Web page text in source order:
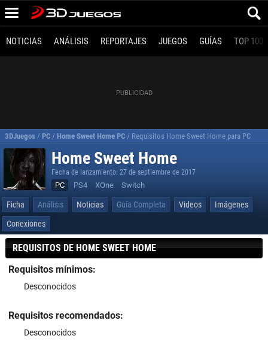
NOTICIAS ANÁLISIS REPORTAJES JUEGOS GUÍAS TOP 100
3DJuegos / PC / Home Sweet Home PC / Requisitos Home Sweet Home para PC
Home Sweet Home
Fecha de lanzamiento: 27 de septiembre de 2017
PC PS4 XOne Switch
Ficha Análisis Noticias Guía Completa Videos
Imágenes
Conexiones
REQUISITOS DE HOME SWEET HOME
Requisitos mínimos:
Desconocidos
Requisitos recomendados:
Desconocidos